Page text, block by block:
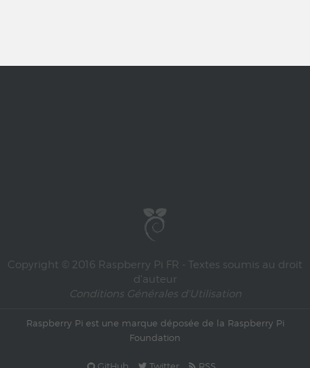
Copyright © 2016 Raspberry Pi FR - Textes soumis au droit
d'auteur
Conditions Générales d'Utilisation
Raspberry Pi est une marque déposée de la Raspberry Pi
Foundation